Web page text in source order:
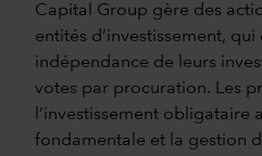
Capital Group gère des
entités d’investissement,
indépendance de leurs
votes par procuration. Les
l’investissement obligataire
fondamentale et la gestion